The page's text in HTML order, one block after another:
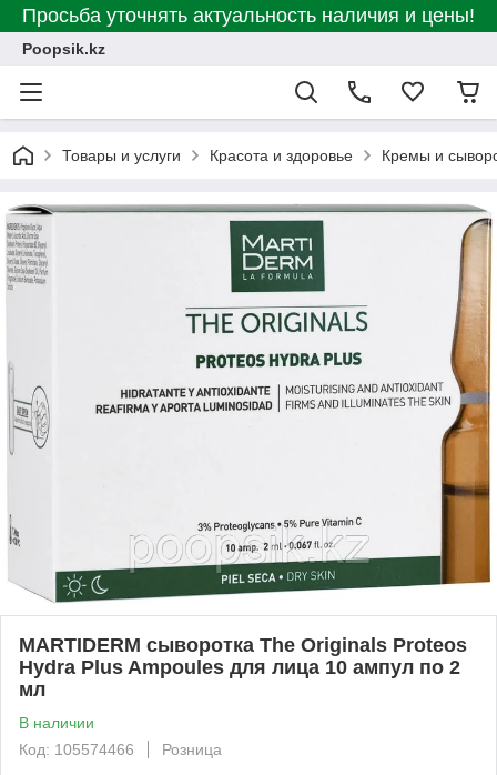
Просьба уточнять актуальность наличия и цены!
Poopsik.kz
Товары и услуги Красота и здоровье Кремы и
MARTIDERM сыворотка The Originals Proteos
Hydra Plus Ampoules для лица 10 ампул по 2
мл
В наличии
Код: 105574466
Розница